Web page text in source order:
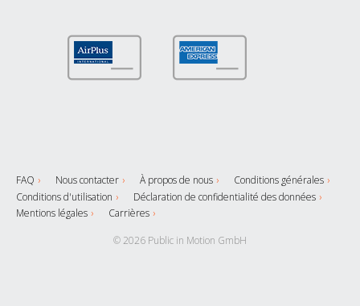
FAQ Nous contacter À propos de nous
Conditions générales
Conditions d'utilisation
Déclaration de confidentialité des données
Mentions légales
Carrières
© 2026 Public in Motion GmbH